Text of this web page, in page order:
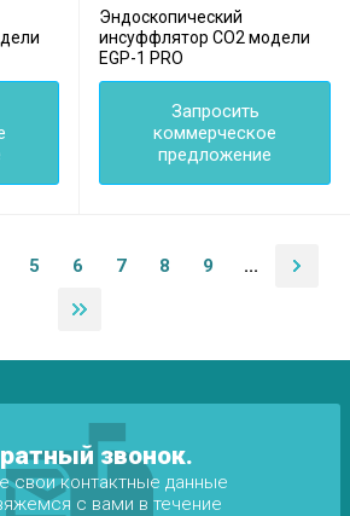
Эндоскопический
инсуффлятор CO2 модели
EGP-1 PRO
Запросить
коммерческое
предложение
5 6 7 8 9 ...
звонок.
свои контактные данные
с вами в течение